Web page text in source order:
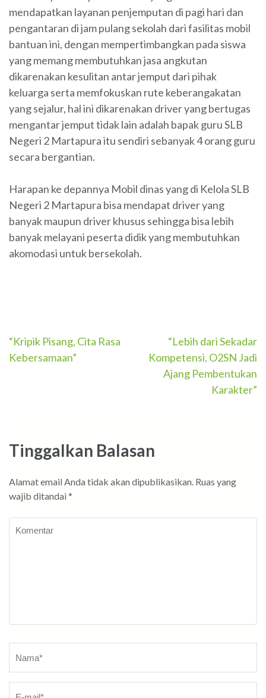
mendapatkan layanan penjemputan di pagi hari dan
pengantaran di jam pulang sekolah dari fasilitas mobil
bantuan ini, dengan mempertimbangkan pada siswa
yang memang membutuhkan jasa angkutan
dikarenakan kesulitan antar jemput dari pihak
keluarga serta memfokuskan rute keberangakatan
yang sejalur, hal ini dikarenakan driver yang bertugas
mengantar jemput tidak lain adalah bapak guru SLB
Negeri 2 Martapura itu sendiri sebanyak 4 orang guru
secara bergantian.
Harapan ke depannya Mobil dinas yang di Kelola SLB
Negeri 2 Martapura bisa mendapat driver yang
banyak maupun driver khusus sehingga bisa lebih
banyak melayani peserta didik yang membutuhkan
akomodasi untuk bersekolah.
Navigasi
“Kripik Pisang, Cita Rasa
Kebersamaan”
“Lebih dari Sekadar
Kompetensi, O2SN Jadi
Ajang Pembentukan
Karakter”
Tinggalkan Balasan
Alamat email Anda tidak akan dipublikasikan. Ruas yang
wajib ditandai *